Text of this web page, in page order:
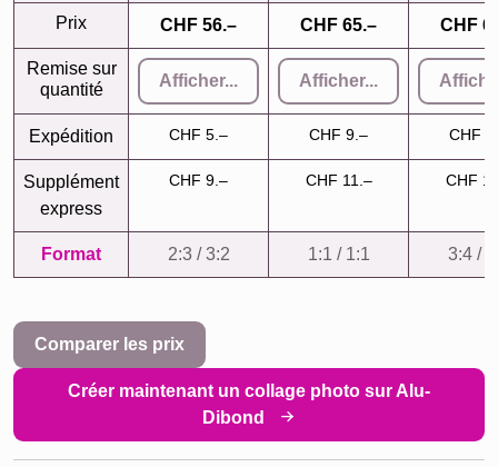
Prix CHF 56.– CHF 65.– CHF
Remise sur
quantité
Afficher... Afficher...
Expédition CHF 5.– CHF 9.– CHF
Supplément
express
CHF 9.– CHF 11.– CHF
Format 2:3 / 3:2 1:1 / 1:1 3:4 /
Comparer les prix
Créer maintenant un collage photo sur Alu-
Dibond